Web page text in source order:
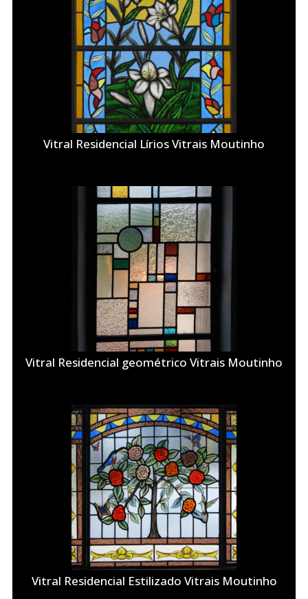
Vitral Residencial Lírios Vitrais Moutinho
Vitral Residencial geométrico Vitrais Moutinho
Vitral Residencial Estilizado Vitrais Moutinho